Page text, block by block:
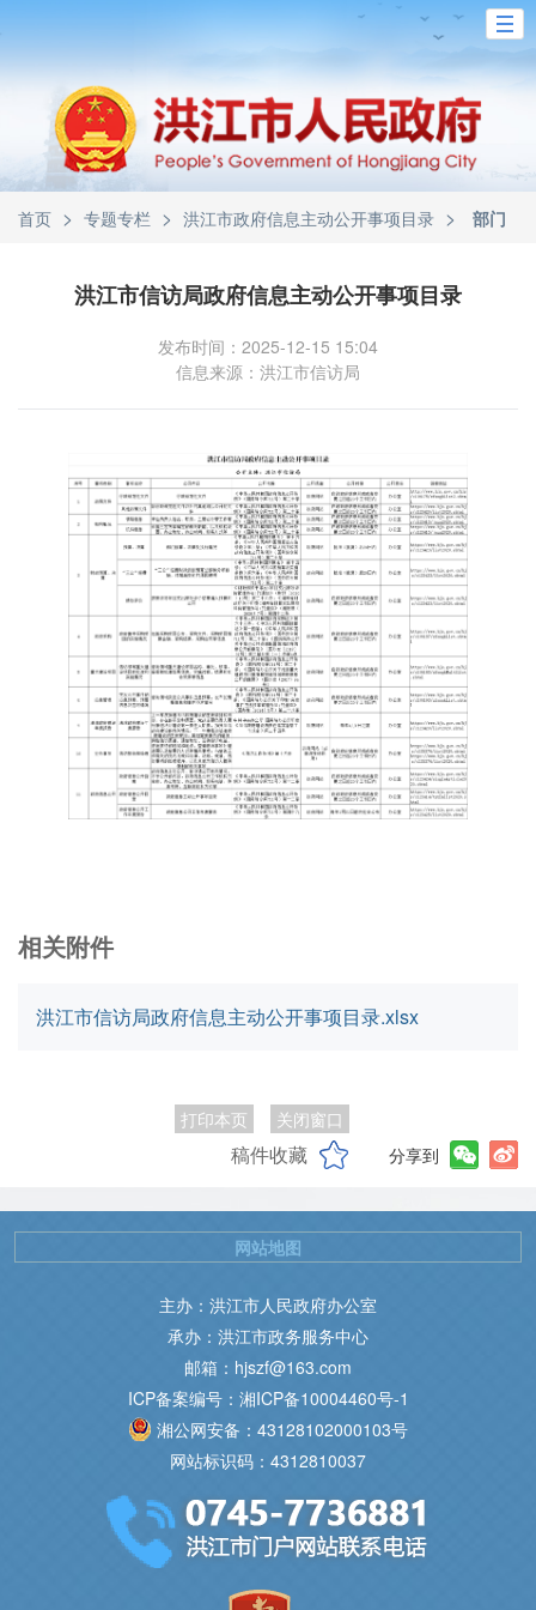
首页 > 专题专栏 > 洪江市政府信息主动公开事项目录 > 部门
洪江市信访局政府信息主动公开事项目录
发布时间：2025-12-15 15:04
信息来源：洪江市信访局
相关附件
洪江市信访局政府信息主动公开事项目录.xlsx
打印本页 关闭窗口
稿件收藏 分享到
主办：洪江市人民政府办公室
承办：洪江市政务服务中心
邮箱：hjszf@163.com
ICP备案编号：湘ICP备10004460号-1
湘公网安备：43128102000103号
网站标识码：4312810037
网站地图